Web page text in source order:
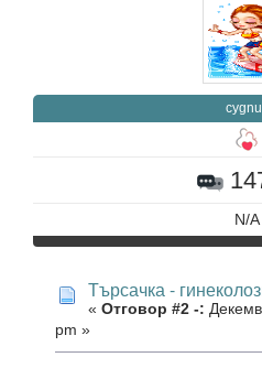
N/A
Търсачка -
« Отговор #2 -:
pm »